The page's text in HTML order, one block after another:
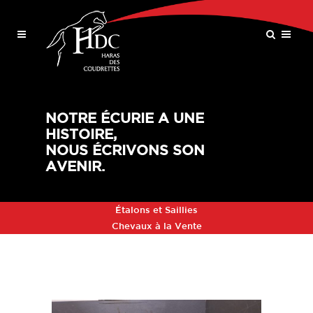
NOTRE ÉCURIE A UNE
HISTOIRE,
NOUS ÉCRIVONS SON
AVENIR.
Étalons et Saillies
Chevaux à la Vente